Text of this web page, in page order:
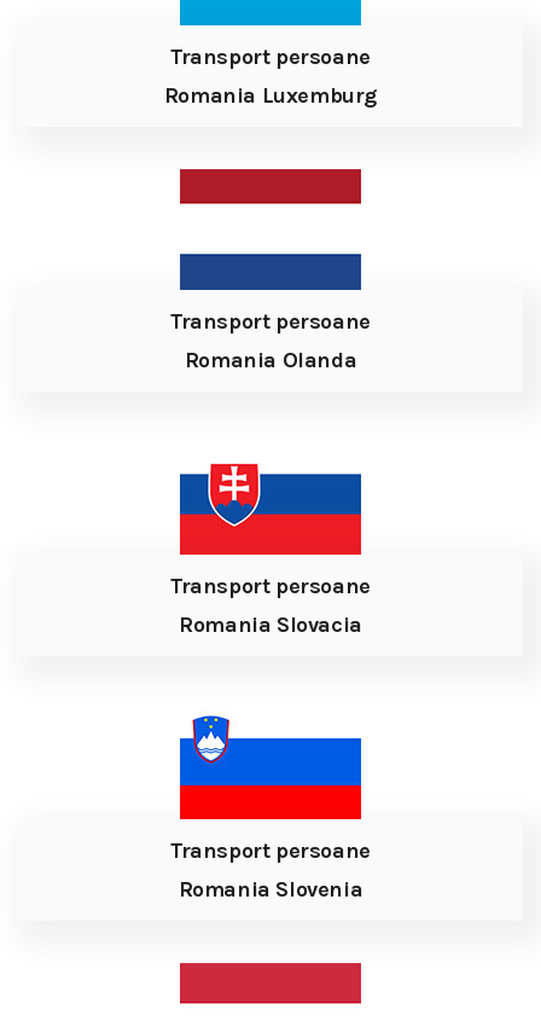
Transport persoane
Romania Luxemburg
Transport persoane
Romania Olanda
Transport persoane
Romania Slovacia
Transport persoane
Romania Slovenia